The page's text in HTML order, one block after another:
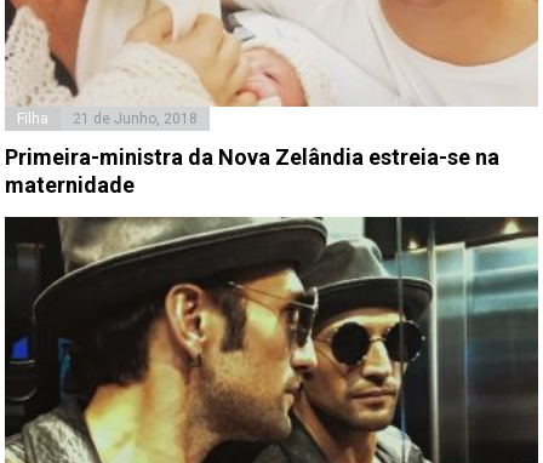
Filha 21 de Junho, 2018
Primeira-ministra da Nova Zelândia estreia-se na
maternidade